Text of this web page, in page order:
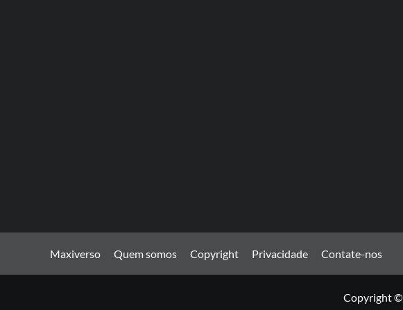
Maxiverso Quem somos Copyright Privacidade Contate-nos
Copyright